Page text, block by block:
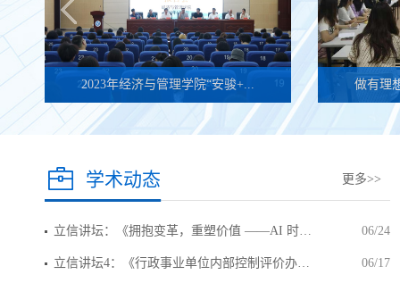
2023年经济与管理学院“安骏+... 做有理
学术动态 更多>>
立信讲坛：《拥抱变革，重塑价值 ——AI 时… 06/24
立信讲坛4：《行政事业单位内部控制评价办… 06/17